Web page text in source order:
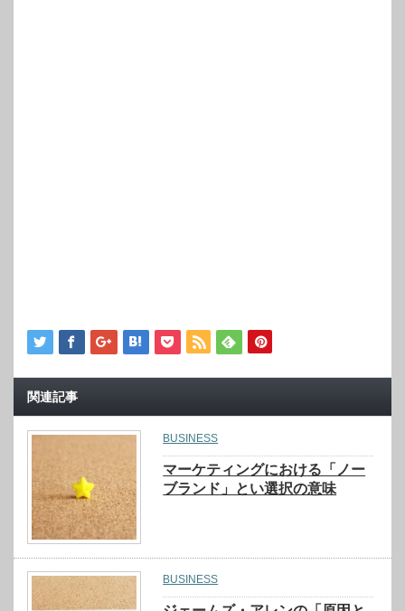
関連記事
BUSINESS
マーケティングにおける「ノー
ブランド」とい選択の意味
BUSINESS